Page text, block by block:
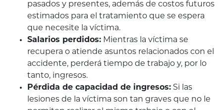
pasados y presentes, además de costos futuros
estimados para el tratamiento que se espera
que necesite la víctima.
Salarios perdidos: Mientras la víctima se
recupera o atiende asuntos relacionados con el
accidente, perderá tiempo de trabajo y, por lo
tanto, ingresos.
Pérdida de capacidad de ingresos: Si las
lesiones de la víctima son tan graves que no le